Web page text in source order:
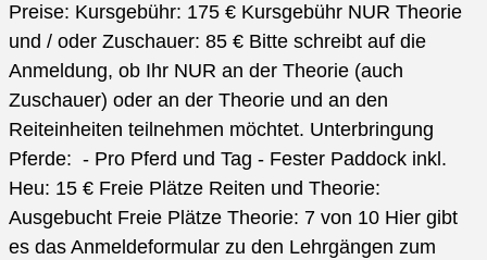
Preise: Kursgebühr: 175 € Kursgebühr NUR Theorie
und / oder Zuschauer: 85 € Bitte schreibt auf die
Anmeldung, ob Ihr NUR an der Theorie (auch
Zuschauer) oder an der Theorie und an den
Reiteinheiten teilnehmen möchtet. Unterbringung
Pferde: - Pro Pferd und Tag - Fester Paddock inkl.
Heu: 15 € Freie Plätze Reiten und Theorie:
Ausgebucht Freie Plätze Theorie: 7 von 10 Hier gibt
es das Anmeldeformular zu den Lehrgängen zum